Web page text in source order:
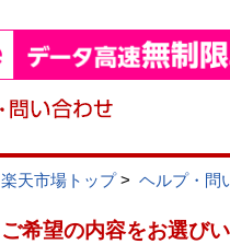
楽天市場トップ> ヘルプ・問
ご希望の内容をお選び